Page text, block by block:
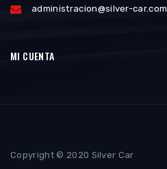
administracion@silver-car.com
MI CUENTA
Copyright © 2020 Silver Car